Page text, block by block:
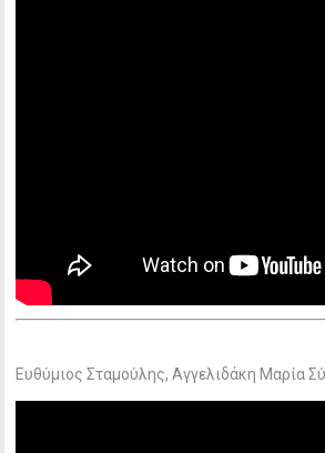
Ευθύμιος Σταμούλης, Αγγελιδάκη Μαρία